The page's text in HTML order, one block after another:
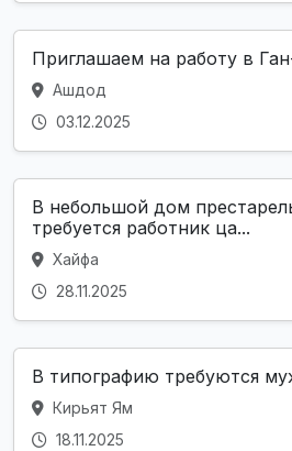
Приглашаем на работу в
Ашдод
03.12.2025
В небольшой дом
требуется работник ца...
Хайфа
28.11.2025
В типографию требуются
Кирьят Ям
18.11.2025